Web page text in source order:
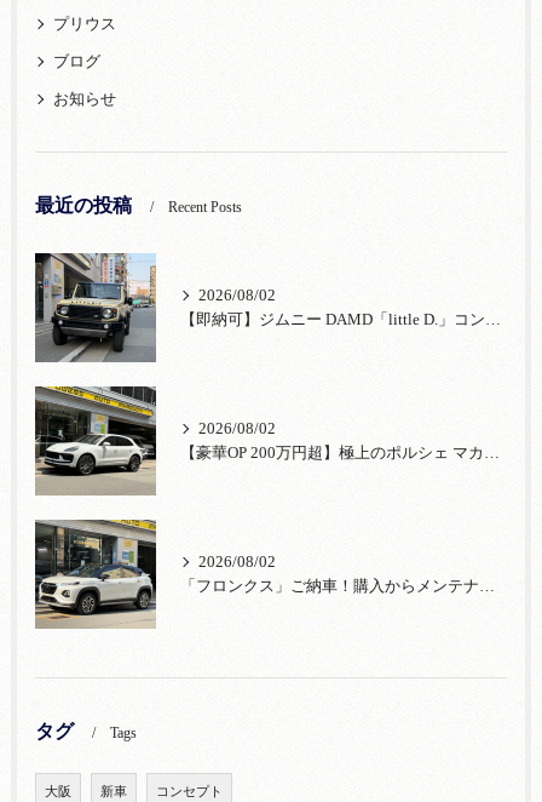
プリウス
ブログ
お知らせ
最近の投稿 Recent Posts
2026/08/02
【即納可】ジムニー DAMD「little D.」コンプリート！登録済未使用車あり
2026/08/02
【豪華OP 200万円超】極上のポルシェ マカンが入荷！注目のオプション装備
2026/08/02
「フロンクス」ご納車！購入からメンテナンス・リコールまで！宮口自動車
タグ Tags
大阪 新車 コンセプト